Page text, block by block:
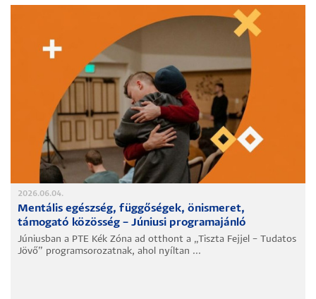
2026.06.04.
Mentális egészség, függőségek, önismeret,
támogató közösség – Júniusi programajánló
Júniusban a PTE Kék Zóna ad otthont a „Tiszta Fejjel – Tudatos
Jövő” programsorozatnak, ahol nyíltan ...